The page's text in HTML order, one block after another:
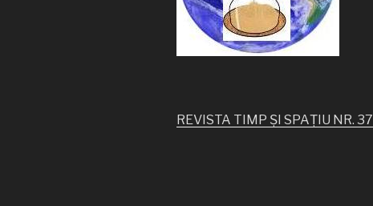
REVISTA TIMP ȘI SPAȚIU NR. 37